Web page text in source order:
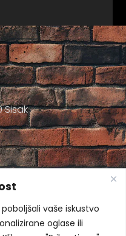
vaše iskustvo
oglase ili
Sisak